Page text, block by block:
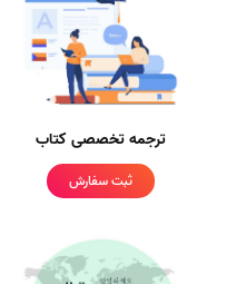
ترجمه تخصصی کتاب
ثبت سفارش